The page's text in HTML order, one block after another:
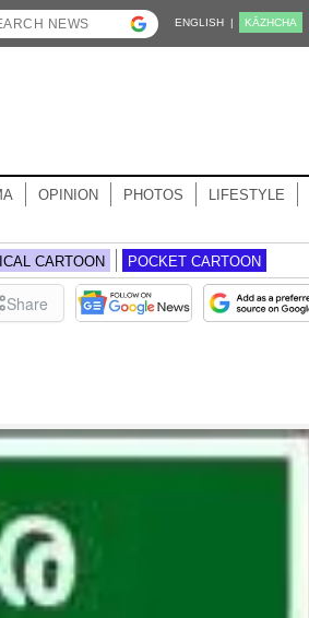
ENGLISH | KĀZHCHA
OPINION PHOTOS LIFESTYLE
CARTOON POCKET CARTOON
Share